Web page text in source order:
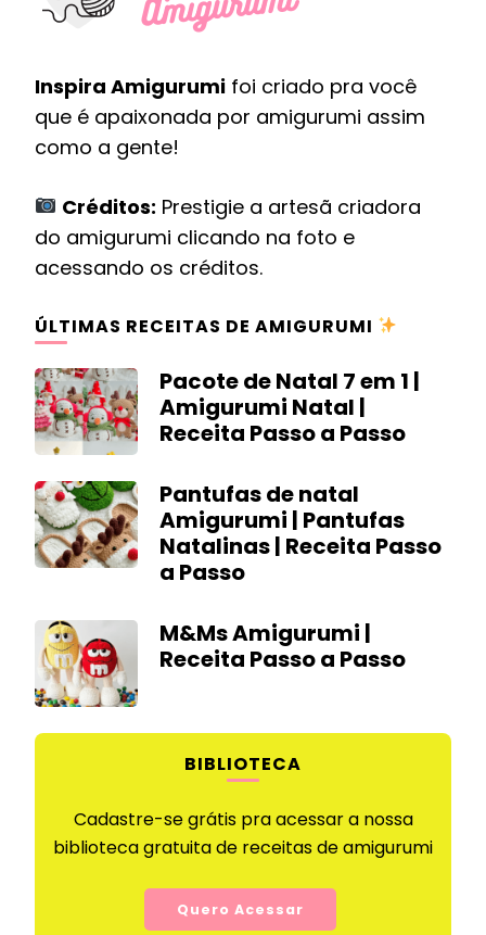
Inspira Amigurumi foi criado pra você
que é apaixonada por amigurumi assim
como a gente!
Créditos: Prestigie a artesã criadora
do amigurumi clicando na foto e
acessando os créditos.
ÚLTIMAS RECEITAS DE AMIGURUMI
Pacote de Natal 7 em 1 |
Amigurumi Natal |
Receita Passo a Passo
Pantufas de natal
Amigurumi | Pantufas
Natalinas | Receita Passo
a Passo
M&Ms Amigurumi |
Receita Passo a Passo
BIBLIOTECA
Cadastre-se grátis pra acessar a nossa
biblioteca gratuita de receitas de amigurumi
Quero Acessar